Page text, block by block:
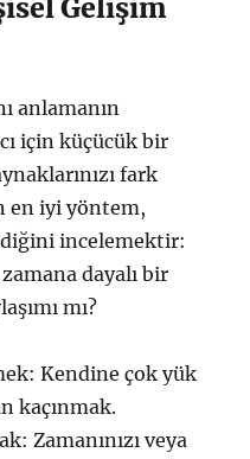
Gelişim
anlamanın
için küçücük bir
fark
en iyi yöntem,
incelemektir:
dayalı bir
mı?
Kendine çok yük
kaçınmak.
Zamanınızı veya